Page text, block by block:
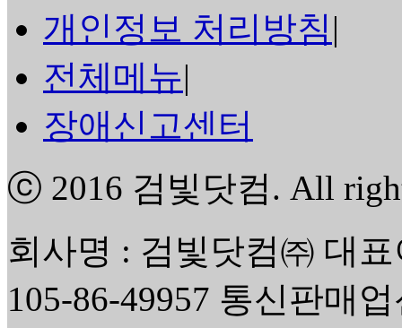
개인정보 처리방침 |
전체메뉴|
장애신고센터
ⓒ 2016 검빛닷컴. All
회사명 : 검빛닷컴㈜ 대
105-86-49957 통신판매